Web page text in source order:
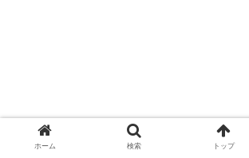
ホーム 検索 トップ